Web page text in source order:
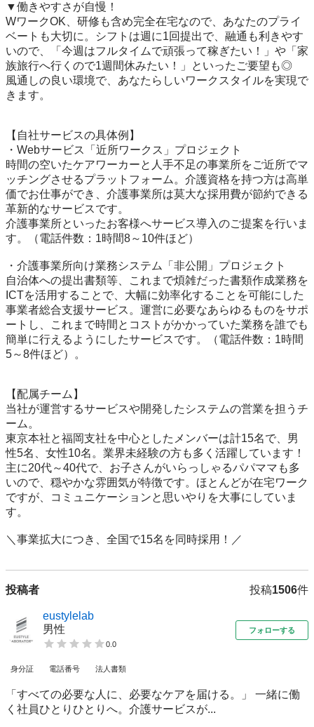
▼働きやすさが自慢！
WワークOK、研修も含め完全在宅なので、あなたのプライ
ベートも大切に。シフトは週に1回提出で、融通も利きやす
いので、「今週はフルタイムで頑張って稼ぎたい！」や「家
族旅行へ行くので1週間休みたい！」といったご要望も◎
風通しの良い環境で、あなたらしいワークスタイルを実現で
きます。
【自社サービスの具体例】
・Webサービス「近所ワークス」プロジェクト
時間の空いたケアワーカーと人手不足の事業所をご近所でマ
ッチングさせるプラットフォーム。介護資格を持つ方は高単
価でお仕事ができ、介護事業所は莫大な採用費が節約できる
革新的なサービスです。
介護事業所といったお客様へサービス導入のご提案を行いま
す。（電話件数：1時間8～10件ほど）
・介護事業所向け業務システム「非公開」プロジェクト
自治体への提出書類等、これまで煩雑だった書類作成業務を
ICTを活用することで、大幅に効率化することを可能にした
事業者総合支援サービス。運営に必要なあらゆるものをサポ
ートし、これまで時間とコストがかかっていた業務を誰でも
簡単に行えるようにしたサービスです。（電話件数：1時間
5～8件ほど）。
【配属チーム】
当社が運営するサービスや開発したシステムの営業を担うチ
ーム。
東京本社と福岡支社を中心としたメンバーは計15名で、男
性5名、女性10名。業界未経験の方も多く活躍しています！
主に20代～40代で、お子さんがいらっしゃるパパママも多
いので、穏やかな雰囲気が特徴です。ほとんどが在宅ワーク
ですが、コミュニケーションと思いやりを大事にしていま
す。
＼事業拡大につき、全国で15名を同時採用！／
投稿者 投稿1506件
eustylelab
男性
0.0
フォローする
身分証 電話番号 法人書類
「すべての必要な人に、必要なケアを届ける。」 一緒に働
く社員ひとりひとりへ。介護サービスが...